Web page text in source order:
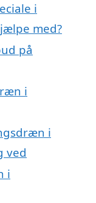
i
med?
på
i
i
ved
i